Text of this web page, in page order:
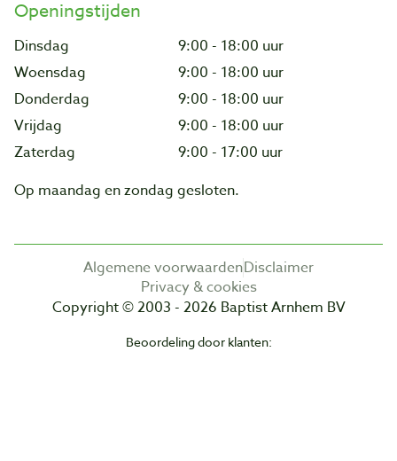
Openingstijden
Dinsdag
9:00 - 18:00 uur
Woensdag
9:00 - 18:00 uur
Donderdag
9:00 - 18:00 uur
Vrijdag
9:00 - 18:00 uur
Zaterdag
9:00 - 17:00 uur
Op maandag en zondag gesloten.
Algemene voorwaardenDisclaimer
Privacy & cookies
Copyright © 2003 - 2026 Baptist Arnhem BV
Beoordeling door klanten: